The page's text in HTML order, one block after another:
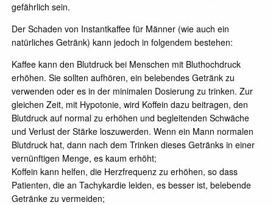
gefährlich sein.
Der Schaden von Instantkaffee für Männer (wie auch ein
natürliches Getränk) kann jedoch in folgendem bestehen:
Kaffee kann den Blutdruck bei Menschen mit Bluthochdruck
erhöhen. Sie sollten aufhören, ein belebendes Getränk zu
verwenden oder es in der minimalen Dosierung zu trinken. Zur
gleichen Zeit, mit Hypotonie, wird Koffein dazu beitragen, den
Blutdruck auf normal zu erhöhen und begleitenden Schwäche
und Verlust der Stärke loszuwerden. Wenn ein Mann normalen
Blutdruck hat, dann nach dem Trinken dieses Getränks in einer
vernünftigen Menge, es kaum erhöht;
Koffein kann helfen, die Herzfrequenz zu erhöhen, so dass
Patienten, die an Tachykardie leiden, es besser ist, belebende
Getränke zu vermeiden;